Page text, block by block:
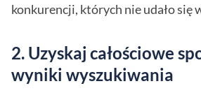
konkurencji, których nie udało się
2. Uzyskaj całościowe
wyniki wyszukiwania